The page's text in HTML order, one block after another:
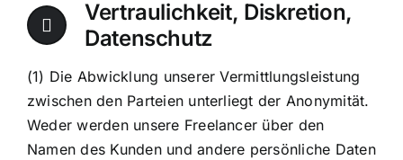
Vertraulichkeit, Diskretion,
Datenschutz
(1) Die Abwicklung unserer Vermittlungsleistung
zwischen den Parteien unterliegt der Anonymität.
Weder werden unsere Freelancer über den
Namen des Kunden und andere persönliche Daten